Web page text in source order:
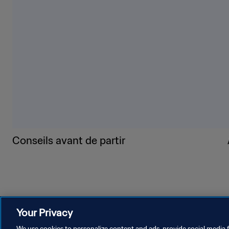
attentif à tout signe de
Conseils avant de partir
Your Privacy